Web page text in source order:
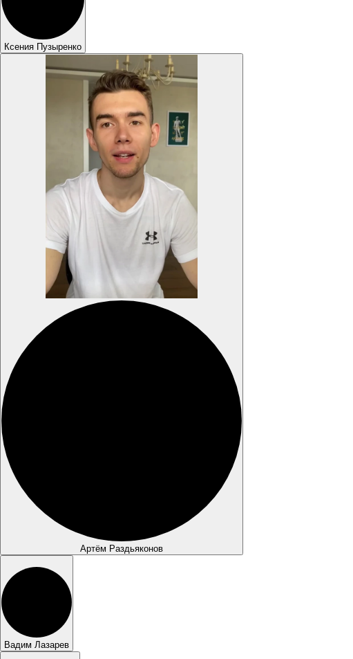
Ксения Пузыренко
Артём Раздьяконов
Вадим Лазарев